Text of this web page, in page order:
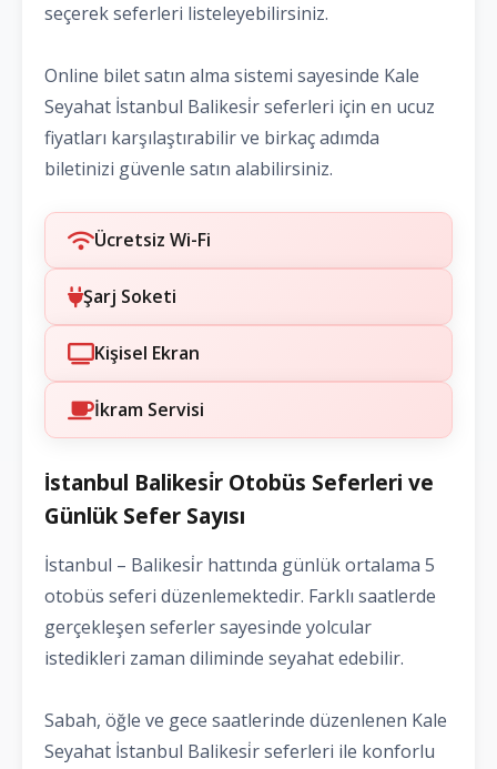
seçerek seferleri listeleyebilirsiniz.
Online bilet satın alma sistemi sayesinde Kale
Seyahat İstanbul Balikesi̇r seferleri için en ucuz
fiyatları karşılaştırabilir ve birkaç adımda
biletinizi güvenle satın alabilirsiniz.
Ücretsiz Wi-Fi
Şarj Soketi
Kişisel Ekran
İkram Servisi
İstanbul Balikesi̇r Otobüs Seferleri ve
Günlük Sefer Sayısı
İstanbul – Balikesi̇r hattında günlük ortalama 5
otobüs seferi düzenlemektedir. Farklı saatlerde
gerçekleşen seferler sayesinde yolcular
istedikleri zaman diliminde seyahat edebilir.
Sabah, öğle ve gece saatlerinde düzenlenen Kale
Seyahat İstanbul Balikesi̇r seferleri ile konforlu